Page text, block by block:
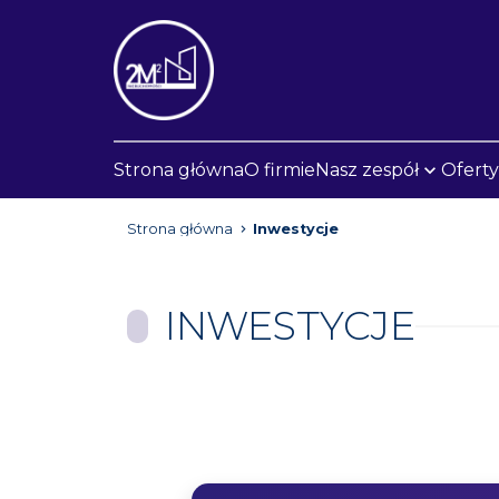
Strona głównaO firmieNasz zespół Oferty
Strona główna Inwestycje
INWESTYCJE